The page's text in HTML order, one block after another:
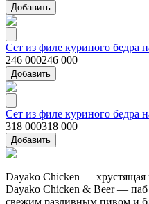
Добавить
Сет из филе куриного бедра
246 000246 000
Добавить
Сет из филе куриного бедра
318 000318 000
Добавить
Dayako Chicken —
Dayako Chicken & Beer —
свежим разливным пивом и